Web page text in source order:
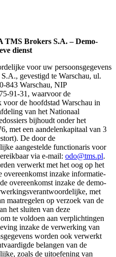
TMS Brokers S.A. – Demo-
dienst
voor uw persoonsgegevens
gevestigd te Warschau, ul.
843 Warschau, NIP
91-31, waarvoor de
voor de hoofdstad Warschau in
van het Nationaal
bijhoudt onder het
met een aandelenkapitaal van 3
De door de
aangestelde functionaris voor
via e-mail: odo@tms.pl.
verwerkt met het oog op het
overeenkomst inzake informatie-
overeenkomst inzake de demo-
met
maatregelen op verzoek van de
het sluiten van deze
te voldoen aan verplichtingen
inzake de verwerking van
worden ook verwerkt
belangen van de
zoals de uitoefening van